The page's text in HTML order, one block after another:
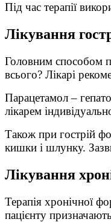
Під час терапії
Лікування
Головним способом
всього? Лікарі
Парацетамол –
лікарем
Також при гострій
кишки і шлунку.
Лікування
Терапія хронічної
пацієнту